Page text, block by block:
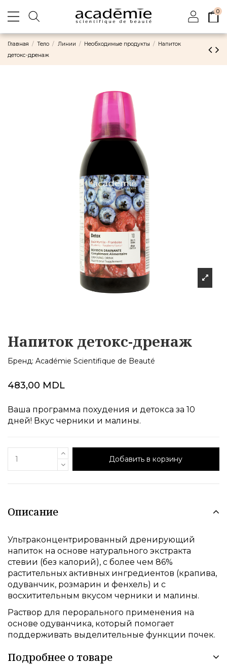
0
Главная Тело Линии Необходимые продукты
Напиток
детокс-дренаж
Напиток детокс-дренаж
Бренд: Académie Scientifique de Beauté
483,00 MDL
Ваша программа похудения и детокса за 10
дней! Вкус черники и малины.
Добавить в корзину
Описание
Ультраконцентрированный дренирующий
напиток на основе натурального экстракта
стевии (без калорий), с более чем 86%
растительных активных ингредиентов (крапива,
одуванчик, розмарин и фенхель) и с
восхитительным вкусом черники и малины.
Раствор для перорального применения на
основе одуванчика, который помогает
поддерживать выделительные функции почек.
Подробнее о товаре